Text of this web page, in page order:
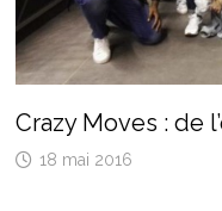
Crazy Moves : de
18 mai 2016